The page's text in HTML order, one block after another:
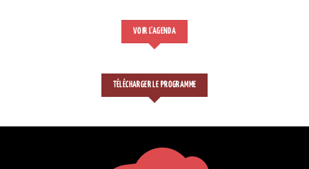
VOIR L'AGENDA
TÉLÉCHARGER LE PROGRAMME